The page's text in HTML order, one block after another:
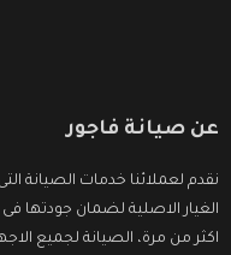
عن صيانة فاجور
نقدم لعملائنا خدمات الصيانة
الغيار الاصلية لضمان جودتها
اكثر من مرة، الصيانة لجميع